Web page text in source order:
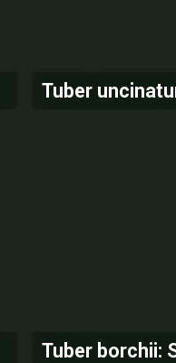
Tuber
Tuber borchii: